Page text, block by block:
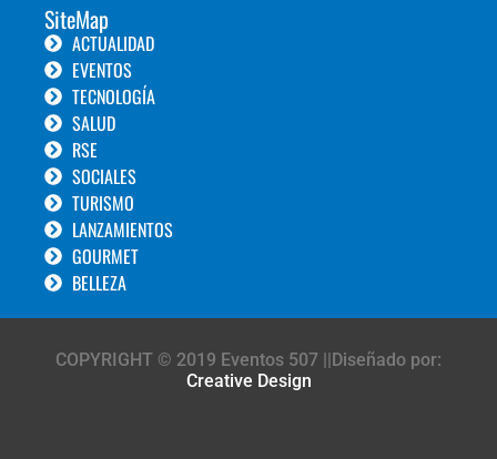
SiteMap
ACTUALIDAD
EVENTOS
TECNOLOGÍA
SALUD
RSE
SOCIALES
TURISMO
LANZAMIENTOS
GOURMET
BELLEZA
COPYRIGHT © 2019 Eventos 507 ||Diseñado por:
Creative Design